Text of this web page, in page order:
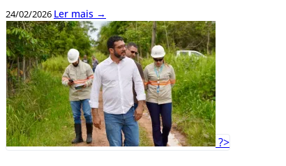
24/02/2026 Ler mais →
?>